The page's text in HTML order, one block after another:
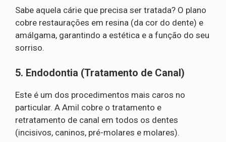
Sabe aquela cárie que precisa ser tratada? O plano
cobre restaurações em resina (da cor do dente) e
amálgama, garantindo a estética e a função do seu
sorriso.
5. Endodontia (Tratamento de Canal)
Este é um dos procedimentos mais caros no
particular. A Amil cobre o tratamento e
retratamento de canal em todos os dentes
(incisivos, caninos, pré-molares e molares).